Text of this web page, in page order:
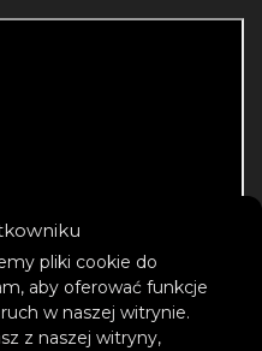
pliki cookie do
aby oferować funkcje
w naszej witrynie.
z naszej witryny,